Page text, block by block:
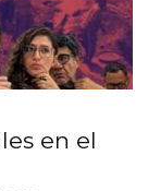
en el